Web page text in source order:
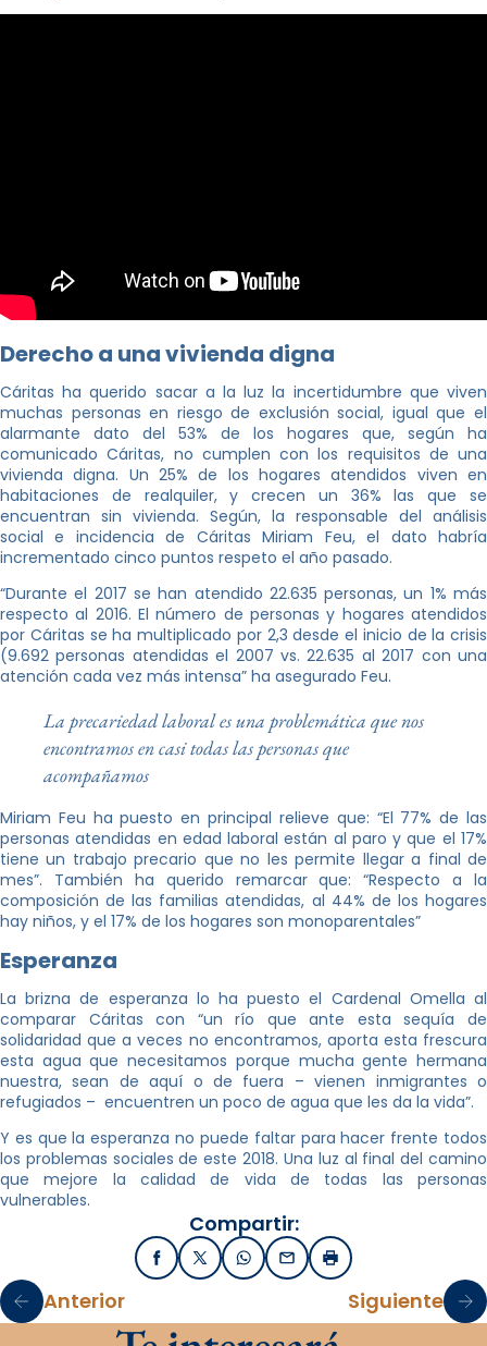
Derecho a una vivienda digna
Cáritas ha querido sacar a la luz la incertidumbre que viven
muchas personas en riesgo de exclusión social, igual que el
alarmante dato del 53% de los hogares que, según ha
comunicado Cáritas, no cumplen con los requisitos de una
vivienda digna. Un 25% de los hogares atendidos viven en
habitaciones de realquiler, y crecen un 36% las que se
encuentran sin vivienda. Según, la responsable del análisis
social e incidencia de Cáritas Miriam Feu, el dato habría
incrementado cinco puntos respeto el año pasado.
“Durante el 2017 se han atendido 22.635 personas, un 1% más
respecto al 2016. El número de personas y hogares atendidos
por Cáritas se ha multiplicado por 2,3 desde el inicio de la crisis
(9.692 personas atendidas el 2007 vs. 22.635 al 2017 con una
atención cada vez más intensa” ha asegurado Feu.
La precariedad laboral es una problemática que nos
encontramos en casi todas las personas que
acompañamos
Miriam Feu ha puesto en principal relieve que: “El 77% de las
personas atendidas en edad laboral están al paro y que el 17%
tiene un trabajo precario que no les permite llegar a final de
mes”. También ha querido remarcar que: “Respecto a la
composición de las familias atendidas, al 44% de los hogares
hay niños, y el 17% de los hogares son monoparentales”
Esperanza
La brizna de esperanza lo ha puesto el Cardenal Omella al
comparar Cáritas con “un río que ante esta sequía de
solidaridad que a veces no encontramos, aporta esta frescura
esta agua que necesitamos porque mucha gente hermana
nuestra, sean de aquí o de fuera – vienen inmigrantes o
refugiados – encuentren un poco de agua que les da la vida”.
Y es que la esperanza no puede faltar para hacer frente todos
los problemas sociales de este 2018. Una luz al final del camino
que mejore la calidad de vida de todas las personas
vulnerables.
Compartir:
FacebookX / TwitterWhatsApp
EmailImprimir
Anterior Siguiente